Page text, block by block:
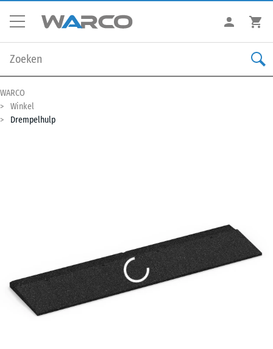
WARCO
Winkel
Drempelhulp